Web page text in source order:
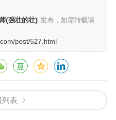
(强壮的壮) 发布，如需转载请
post/527.html
列表